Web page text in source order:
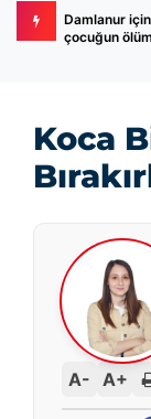
Damlanur
çocuğun
Koca
A- A+